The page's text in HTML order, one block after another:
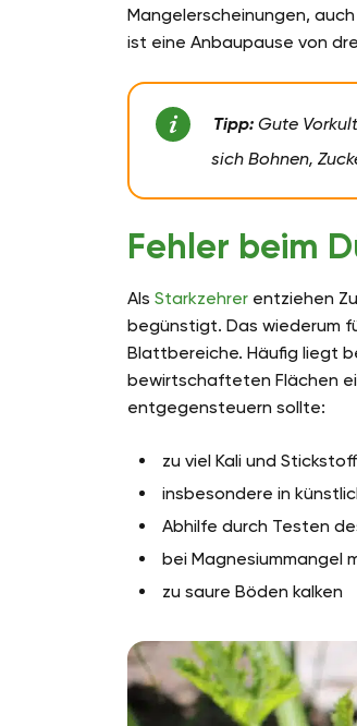
Mangelerscheinungen, auch
ist eine Anbaupause von
Tipp:Gute
sich Bohnen,
Fehler beim
Als Starkzehrer entziehen
begünstigt. Das wiederum
Blattbereiche. Häufig liegt
bewirtschafteten Flächen
entgegensteuern sollte:
zu viel Kali und
insbesondere in
Abhilfe durch Testen
bei Magnesiummangel
zu saure Böden kalken